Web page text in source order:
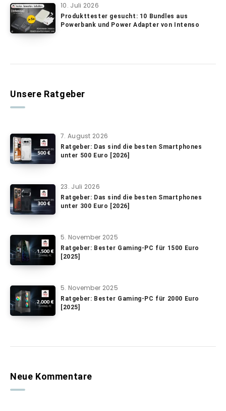
10. Juli 2026
Produkttester gesucht: 10 Bundles aus
Powerbank und Power Adapter von Intenso
Unsere Ratgeber
7. August 2026
Ratgeber: Das sind die besten Smartphones
unter 500 Euro [2026]
23. Juli 2026
Ratgeber: Das sind die besten Smartphones
unter 300 Euro [2026]
5. November 2025
Ratgeber: Bester Gaming-PC für 1500 Euro
[2025]
5. November 2025
Ratgeber: Bester Gaming-PC für 2000 Euro
[2025]
Neue Kommentare